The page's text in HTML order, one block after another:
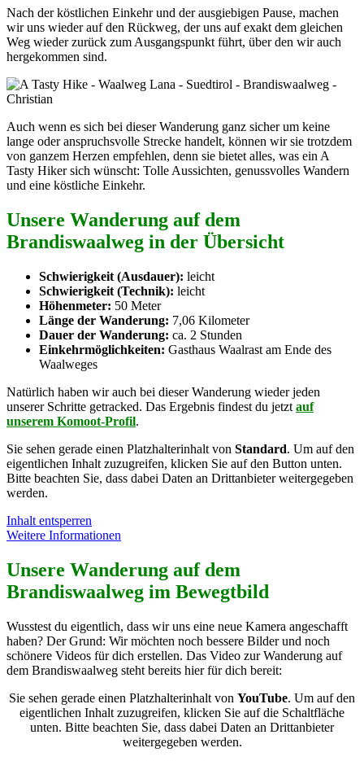
Nach der köstlichen Einkehr und der ausgiebigen Pause, machen
wir uns wieder auf den Rückweg, der uns auf exakt dem gleichen
Weg wieder zurück zum Ausgangspunkt führt, über den wir auch
hergekommen sind.
Auch wenn es sich bei dieser Wanderung ganz sicher um keine
lange oder anspruchsvolle Strecke handelt, können wir sie trotzdem
von ganzem Herzen empfehlen, denn sie bietet alles, was ein A
Tasty Hiker sich wünscht: Tolle Aussichten, genussvolles Wandern
und eine köstliche Einkehr.
Unsere Wanderung auf dem
Brandiswaalweg in der Übersicht
Schwierigkeit (Ausdauer): leicht
Schwierigkeit (Technik): leicht
Höhenmeter: 50 Meter
Länge der Wanderung: 7,06 Kilometer
Dauer der Wanderung: ca. 2 Stunden
Einkehrmöglichkeiten: Gasthaus Waalrast am Ende des
Waalweges
Natürlich haben wir auch bei dieser Wanderung wieder jeden
unserer Schritte getracked. Das Ergebnis findest du jetzt auf
unserem Komoot-Profil.
Sie sehen gerade einen Platzhalterinhalt von Standard. Um auf den
eigentlichen Inhalt zuzugreifen, klicken Sie auf den Button unten.
Bitte beachten Sie, dass dabei Daten an Drittanbieter weitergegeben
werden.
Inhalt entsperren
Weitere Informationen
Unsere Wanderung auf dem
Brandiswaalweg im Bewegtbild
Wusstest du eigentlich, dass wir uns eine neue Kamera angeschafft
haben? Der Grund: Wir möchten noch bessere Bilder und noch
schönere Videos für dich erstellen. Das Video zur Wanderung auf
dem Brandiswaalweg steht bereits hier für dich bereit:
Sie sehen gerade einen Platzhalterinhalt von YouTube. Um auf den
eigentlichen Inhalt zuzugreifen, klicken Sie auf die Schaltfläche
unten. Bitte beachten Sie, dass dabei Daten an Drittanbieter
weitergegeben werden.